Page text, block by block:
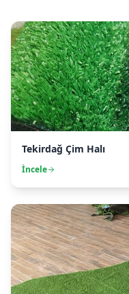
Tekirdağ Çim Halı
İncele